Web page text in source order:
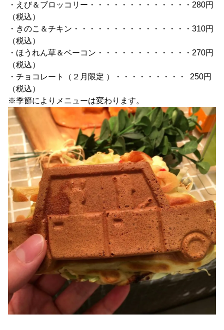
・えび＆ブロッコリー・・・・・・・・・・・・・280円
（税込）
・きのこ＆チキン・・・・・・・・・・・・・・・310円
（税込）
・ほうれん草＆ベーコン・・・・・・・・・・・・270円
（税込）
・チョコレート（２月限定 ）・・・・・・・・・ 250円
（税込）
※季節によりメニューは変わります。